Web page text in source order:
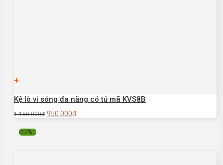
+
Kệ lò vi sóng đa năng có tủ mã KVS8B
1.150.000₫ 950.000₫
-17%